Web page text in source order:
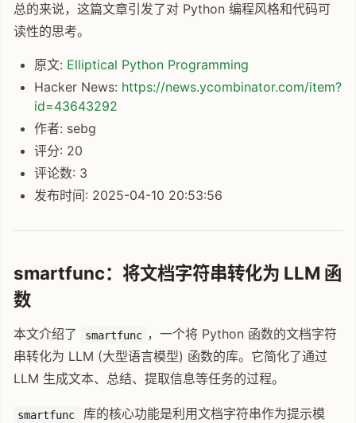
总的来说，这篇文章引发了对 Python 编程风格和代码可
读性的思考。
原文: Elliptical Python Programming
Hacker News: https://news.ycombinator.com/item?
id=43643292
作者: sebg
评分: 20
评论数: 3
发布时间: 2025-04-10 20:53:56
smartfunc：将文档字符串转化为 LLM 函
数
本文介绍了 smartfunc ，一个将 Python 函数的文档字符
串转化为 LLM (大型语言模型) 函数的库。它简化了通过
LLM 生成文本、总结、提取信息等任务的过程。
smartfunc
库的核心功能是利用文档字符串作为提示模